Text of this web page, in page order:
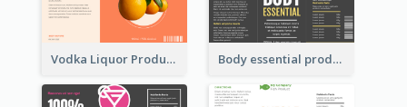
Vodka Liquor Product Label Body essential product label